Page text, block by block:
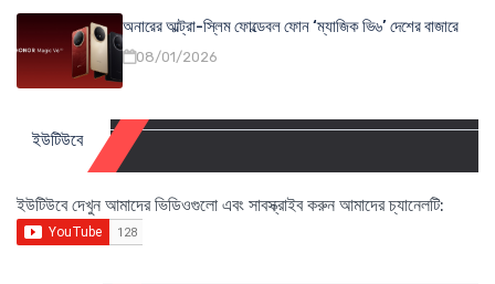
অনারের আল্ট্রা-স্লিম ফোল্ডেবল ফোন ‘ম্যাজিক ভি৬’ দেশের বাজারে
08/01/2026
ইউটিউবে
ইউটিউবে দেখুন আমাদের ভিডিওগুলো এবং সাবস্ক্রাইব করুন আমাদের চ্যানেলটি: